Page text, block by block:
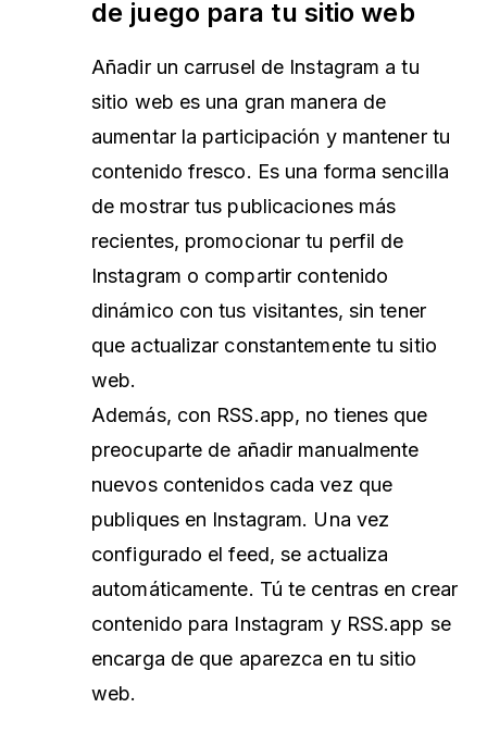
de juego para tu sitio web
Añadir un carrusel de Instagram a tu
sitio web es una gran manera de
aumentar la participación y mantener tu
contenido fresco. Es una forma sencilla
de mostrar tus publicaciones más
recientes, promocionar tu perfil de
Instagram o compartir contenido
dinámico con tus visitantes, sin tener
que actualizar constantemente tu sitio
web.
Además, con RSS.app, no tienes que
preocuparte de añadir manualmente
nuevos contenidos cada vez que
publiques en Instagram. Una vez
configurado el feed, se actualiza
automáticamente. Tú te centras en crear
contenido para Instagram y RSS.app se
encarga de que aparezca en tu sitio
web.